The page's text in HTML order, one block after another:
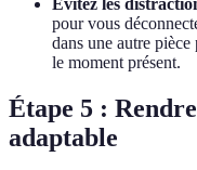
pour vous
dans une autre
le moment présent.
Étape 5 :
adaptable